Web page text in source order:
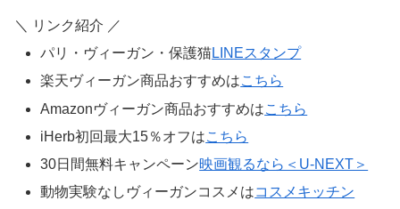
＼ リンク紹介 ／
パリ・ヴィーガン・保護猫LINEスタンプ
楽天ヴィーガン商品おすすめはこちら
Amazonヴィーガン商品おすすめはこちら
iHerb初回最大15％オフはこちら
30日間無料キャンペーン映画観るなら＜U-NEXT＞
動物実験なしヴィーガンコスメはコスメキッチン